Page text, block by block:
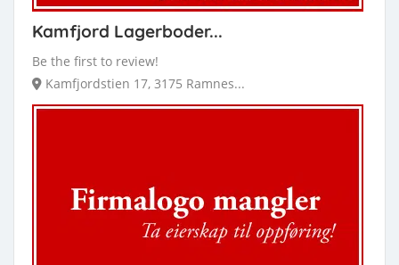
Kamfjord Lagerboder...
Be the first to review!
Kamfjordstien 17, 3175 Ramnes...